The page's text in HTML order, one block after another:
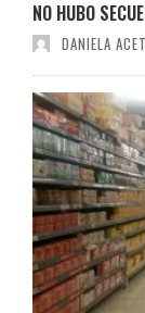
NO HUBO
DANIELA